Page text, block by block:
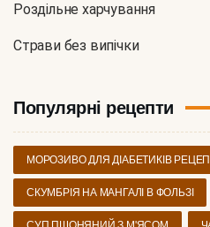
Роздільне харчування
Страви без випічки
Популярні рецепти
МОРОЗИВО ДЛЯ ДІАБЕТИКІВ
СКУМБРІЯ НА МАНГАЛІ В ФОЛЬЗІ